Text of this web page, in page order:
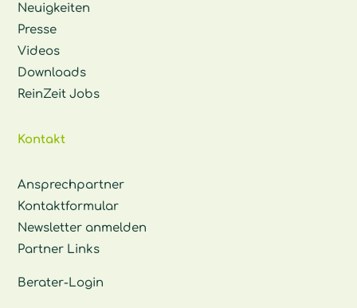
Neuigkeiten
Presse
Videos
Downloads
ReinZeit Jobs
Kontakt
Ansprechpartner
Kontaktformular
Newsletter anmelden
Partner Links
Berater-Login